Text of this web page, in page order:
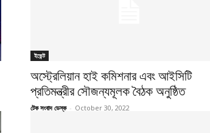
ইভেন্ট
অস্ট্রেলিয়ান হাই কমিশনার এবং আইসিটি
প্রতিমন্ত্রীর সৌজন্যমূলক বৈঠক অনুষ্ঠিত
টেক সংবাদ ডেস্ক - October 30, 2022